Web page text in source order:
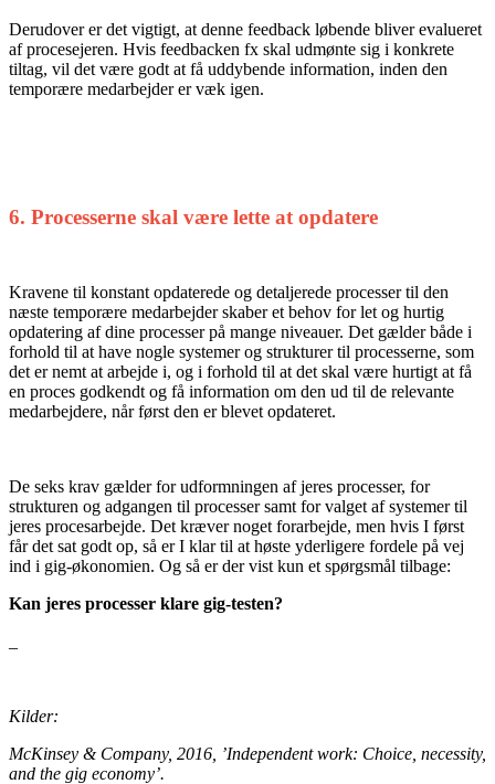
Derudover er det vigtigt, at denne feedback løbende bliver evalueret
af procesejeren. Hvis feedbacken fx skal udmønte sig i konkrete
tiltag, vil det være godt at få uddybende information, inden den
temporære medarbejder er væk igen.
6. Processerne skal være lette at opdatere
Kravene til konstant opdaterede og detaljerede processer til den
næste temporære medarbejder skaber et behov for let og hurtig
opdatering af dine processer på mange niveauer. Det gælder både i
forhold til at have nogle systemer og strukturer til processerne, som
det er nemt at arbejde i, og i forhold til at det skal være hurtigt at få
en proces godkendt og få information om den ud til de relevante
medarbejdere, når først den er blevet opdateret.
De seks krav gælder for udformningen af jeres processer, for
strukturen og adgangen til processer samt for valget af systemer til
jeres procesarbejde. Det kræver noget for­arbejde, men hvis I først
får det sat godt op, så er I klar til at høste yderligere fordele på vej
ind i gig-økonomien. Og så er der vist kun et spørgsmål tilbage:
Kan jeres processer klare gig-testen?
Kilder:
McKinsey & Company, 2016, ’Independent work: Choice, necessity,
and the gig economy’.